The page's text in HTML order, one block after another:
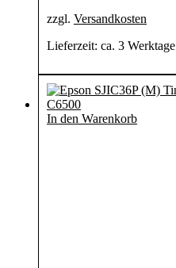
zzgl. Versandkosten
Lieferzeit: ca. 3 Werktage
In den Warenkorb